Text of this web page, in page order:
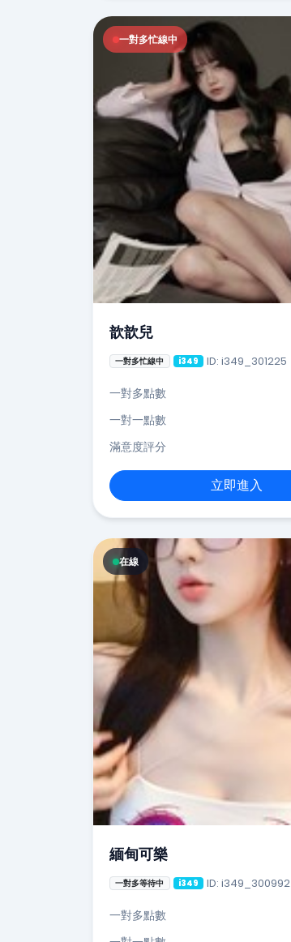
一對多忙線中
歆歆兒
一對多忙線中 i349 ID: i349_301225
一對多點數
一對一點數
滿意度評分
立即進入
在線
緬甸可樂
一對多等待中 i349 ID: i349_300992
一對多點數